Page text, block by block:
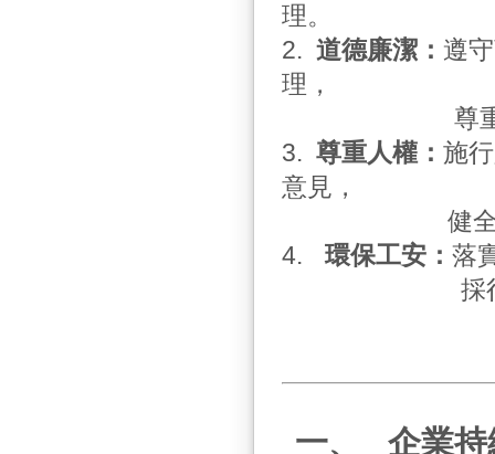
理。
2. 道德廉潔： 遵
理，
尊重智
3. 尊重人權： 施
意見，
健全薪
4.
環保工安： 落
採行節能減
一、 企業